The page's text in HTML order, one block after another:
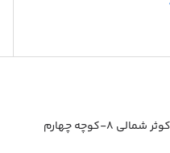
مشهد - وکیل آباد-کوثر شمالی 8-کوچه چهارم